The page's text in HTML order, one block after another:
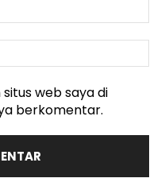
:*
:
web saya di
berkomentar.